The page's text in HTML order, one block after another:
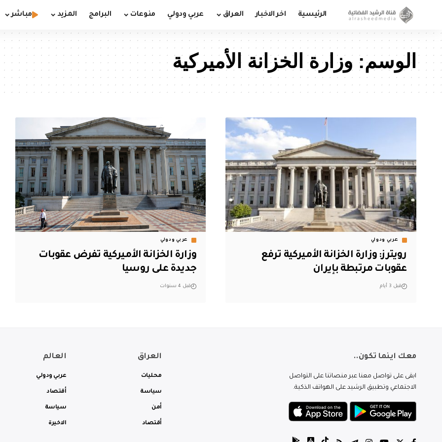
الرئيسية اخر الاخبار العراق عربي ودولي منوعات البرامج المزيد مباشر
الوسم: وزارة الخزانة الأميركية
عربي ودولي
‏رويترز: وزارة الخزانة الأميركية ترفع
عقوبات مرتبطة بإيران
قبل 3 أيام
عربي ودولي
وزارة الخزانة الأميركية تفرض عقوبات
جديدة على روسيا
قبل 4 سنوات
معك اينما تكون..
ابقى على تواصل معنا عبر منصاتنا على التواصل
الاجتماعي وتطبيق الرشيد على الهواتف الذكية.
العراق
محليات
سياسة
أمن
أقتصاد
العالم
عربي ودولي
أقتصاد
سياسة
الاخيرة